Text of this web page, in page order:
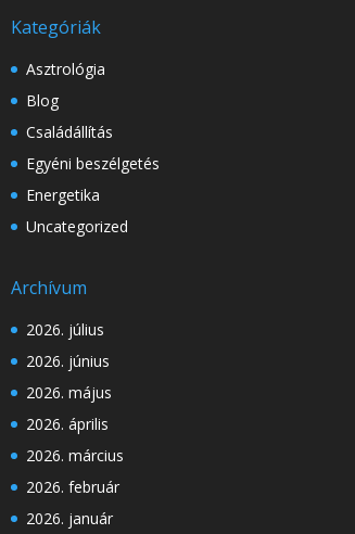
Kategóriák
Asztrológia
Blog
Családállítás
Egyéni beszélgetés
Energetika
Uncategorized
Archívum
2026. július
2026. június
2026. május
2026. április
2026. március
2026. február
2026. január